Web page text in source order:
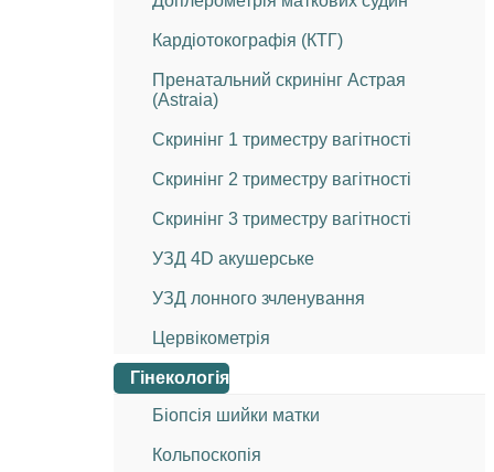
Кардіотокографія (КТГ)
Пренатальний скринінг Астрая
(Astraia)
Скринінг 1 триместру вагітності
Скринінг 2 триместру вагітності
Скринінг 3 триместру вагітності
УЗД 4D акушерське
УЗД лонного зчленування
Цервікометрія
Гінекологія
Біопсія шийки матки
Кольпоскопія